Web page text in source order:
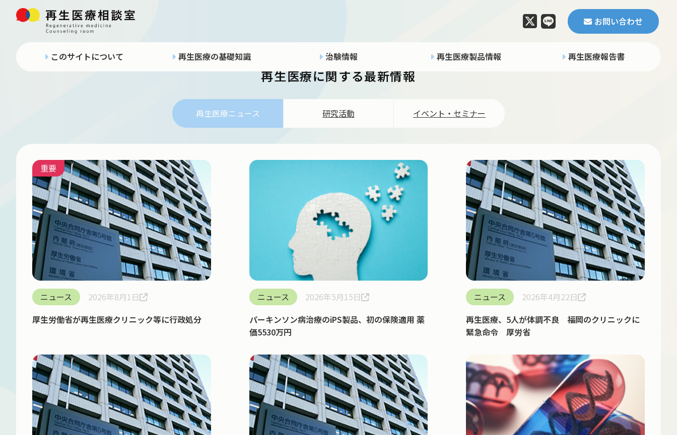
お問い合わせ
このサイトについて 再生医療の基礎知識 治験情報 再生医療製品情報 再生医療報告書
INFORMATION
再生医療に関する最新情報
再生医療ニュース 研究活動 イベント・セミナー
ニュース 2026年8月1日
重要
厚生労働省が再生医療クリニック等に行政処分
ニュース
2026年5月15日
パーキンソン病治療のiPS製品、初の保険適用 薬
価5530万円
ニュース
2026年4月22日
再生医療、5人が体調不良 福岡のクリニックに
緊急命令 厚労省